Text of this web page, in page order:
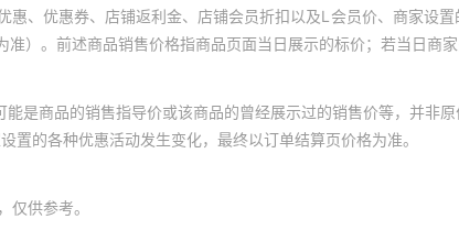
、优惠券、店铺返利金、店铺会员折扣以及L会员价、商家设
）。前述商品销售价格指商品页面当日展示的标价；若当日商
是商品的销售指导价或该商品的曾经展示过的销售价等，并非原
的各种优惠活动发生变化，最终以订单结算页价格为准。
供参考。